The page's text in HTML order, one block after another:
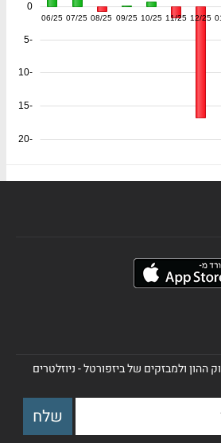
06/25 07/25 08/25 09/25 10/25 11/25 12/25
-20
-15
-10
-5
0
ההון ולמבזקים של ביזפורטל - ניוזלטרים